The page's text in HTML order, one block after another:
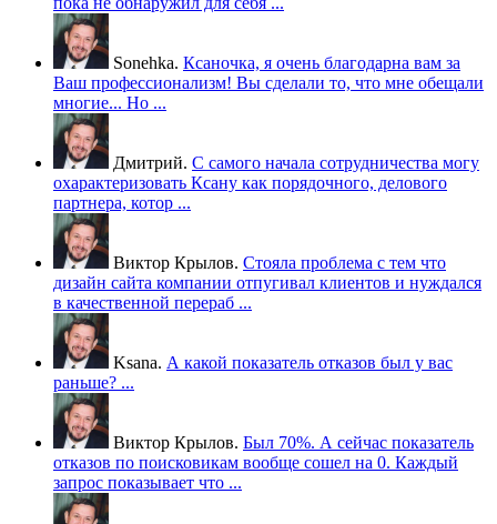
Sonehka. Ксаночка, я очень благодарна вам за
Ваш профессионализм! Вы сделали то, что мне обещали
многие... Но ...
Дмитрий. С самого начала сотрудничества могу
охарактеризовать Ксану как порядочного, делового
партнера, котор ...
Виктор Крылов. Стояла проблема с тем что
дизайн сайта компании отпугивал клиентов и нуждался
в качественной перераб ...
Ksana. А какой показатель отказов был у вас
раньше? ...
Виктор Крылов. Был 70%. А сейчас показатель
отказов по поисковикам вообще сошел на 0. Каждый
запрос показывает что ...